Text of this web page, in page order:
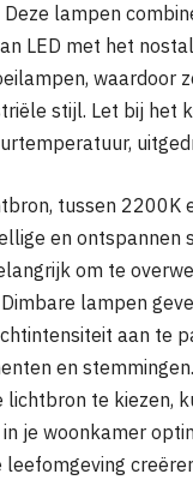
lampen
LED met het
waardoor
stijl. Let bij het
tussen 2200K
en ontspannen
om te
lampen
aan te
en
lichtbron te kiezen,
je woonkamer
leefomgeving